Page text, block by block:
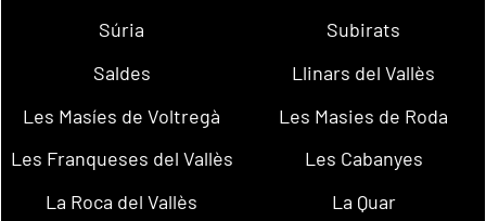
Súria
Subirats
Saldes
Llinars del Vallès
Les Masíes de Voltregà
Les Masies de Roda
Les Franqueses del Vallès
Les Cabanyes
La Roca del Vallès
La Quar